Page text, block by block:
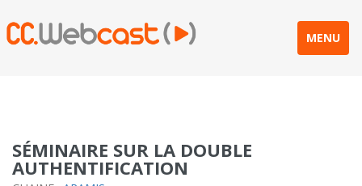
MENU
SÉMINAIRE SUR LA DOUBLE
AUTHENTIFICATION